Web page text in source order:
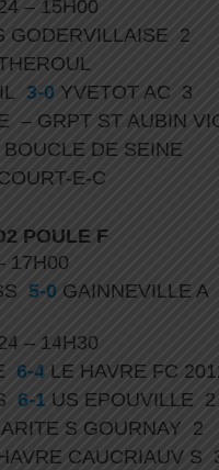
– 15H00
GODERVILLAISE 2
3-0 YVETOT AC 3
– GRPT ST AUBIN
BOUCLE DE SEINE
E-C
POULE F
17H00
5-0 GAINNEVILLE A
– 14H30
6-4 LE HAVRE FC
6-1 US EPOUVILLE
S GOURNAY 2
CAUCRIAUV S